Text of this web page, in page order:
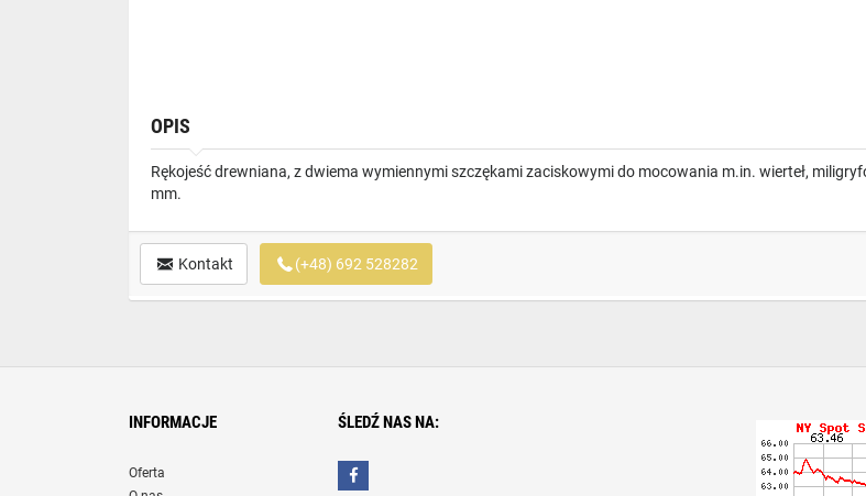
OPIS
Rękojeść drewniana, z dwiema wymiennymi szczękami zaciskowymi do mocowania m.in. wierteł,
mm.
Kontakt (+48) 692 528282
INFORMACJE
Oferta
ŚLEDŹ NAS NA: